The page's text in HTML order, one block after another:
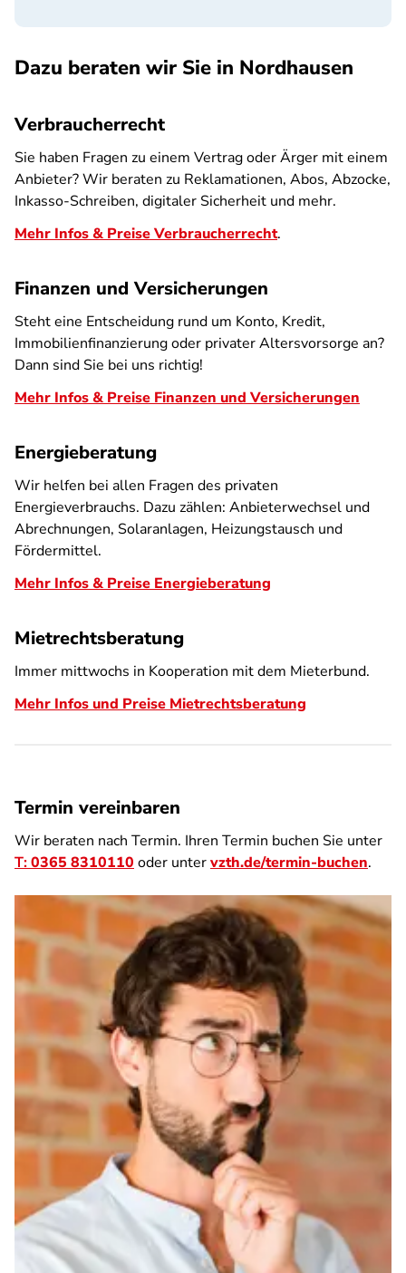
Dazu beraten wir Sie in Nordhausen
Verbraucherrecht
Sie haben Fragen zu einem Vertrag oder Ärger mit einem
Anbieter? Wir beraten zu Reklamationen, Abos, Abzocke,
Inkasso-Schreiben, digitaler Sicherheit und mehr.
Mehr Infos & Preise Verbraucherrecht.
Finanzen und Versicherungen
Steht eine Entscheidung rund um Konto, Kredit,
Immobilienfinanzierung oder privater Altersvorsorge an?
Dann sind Sie bei uns richtig!
Mehr Infos & Preise Finanzen und Versicherungen
Energieberatung
Wir helfen bei allen Fragen des privaten
Energieverbrauchs. Dazu zählen: Anbieterwechsel und
Abrechnungen, Solaranlagen, Heizungstausch und
Fördermittel.
Mehr Infos & Preise Energieberatung
Mietrechtsberatung
Immer mittwochs in Kooperation mit dem Mieterbund.
Mehr Infos und Preise Mietrechtsberatung
Termin vereinbaren
Wir beraten nach Termin. Ihren Termin buchen Sie unter
T:0365 8310110 oder untervzth.de/termin-buchen.